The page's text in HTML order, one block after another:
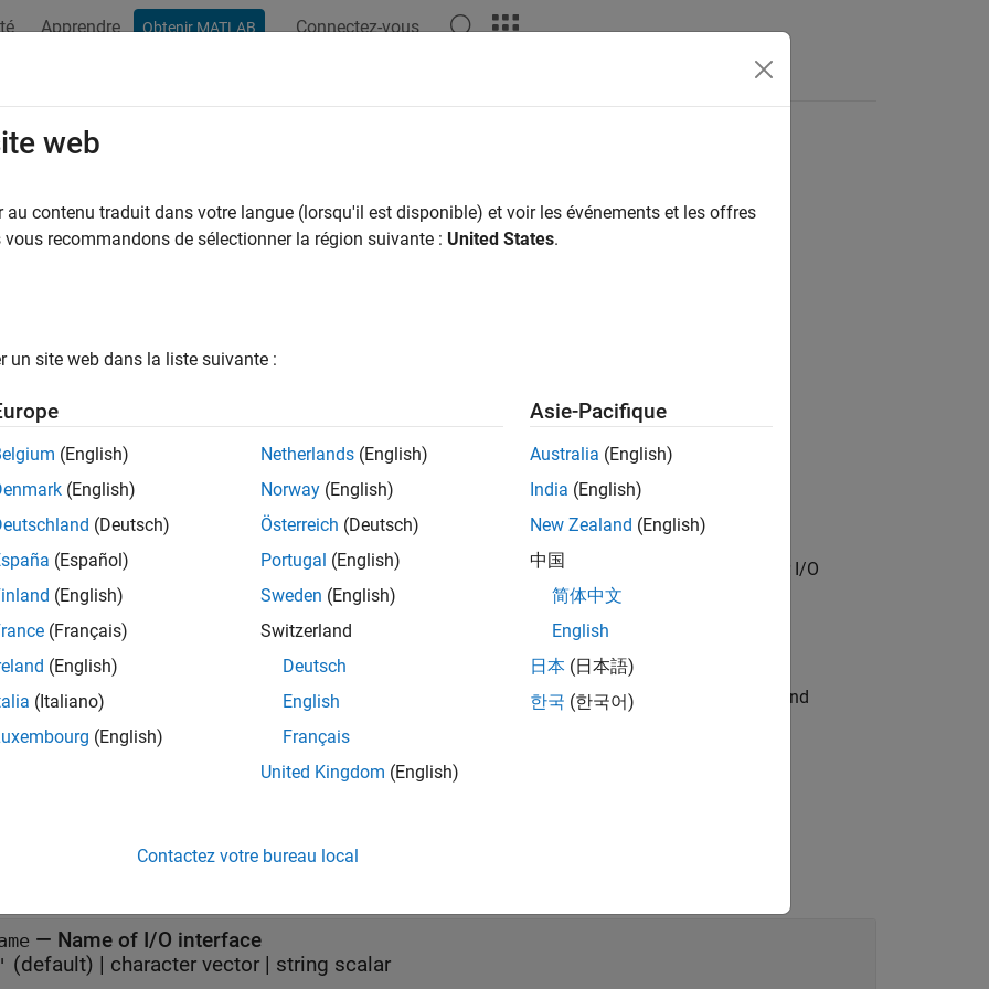
Apprendre Obtenir MATLAB Connectez-vous
Class
matlabshared.targetsdk
Coder Support Package for ARM Cortex-A Processors
Coder Support Package for ARM Cortex-R Processors
Coder Support Package for ARM Cortex-M Processors
object that represents an I/O interface connected to Hardware . This is the base class for other I/O
classes.
is a base class for the matlabshared.targetsdk.EthernetInterface and
create an object of this class by invoking this constructor.
— Name of I/O interface
(default) | character vector | string scalar
web
au contenu traduit dans votre langue (lorsqu'il est disponible) et voir les événements et les offres
vous recommandons de sélectionner la région suivante : United States.
un site web dans la liste suivante :
(English)
(English)
(Deutsch)
(Español)
(English)
(Français)
(English)
(Italiano)
(English)
Netherlands (English)
Norway (English)
Österreich (Deutsch)
Portugal (English)
Sweden (English)
Switzerland
Deutsch
English
Français
United Kingdom (English)
Asie-Pacifique
Australia (English)
India (English)
New Zealand (English)
中国
简体中文
English
日本 (日本語)
한국 (한국어)
Contactez votre bureau local